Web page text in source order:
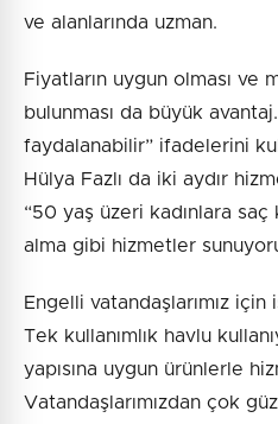
ve alanlarında uzman.
Fiyatların uygun olması ve
bulunması da büyük
faydalanabilir” ifadelerini
Hülya Fazlı da iki aydır
“50 yaş üzeri kadınlara saç
alma gibi hizmetler
Engelli vatandaşlarımız için
Tek kullanımlık havlu
yapısına uygun ürünlerle
Vatandaşlarımızdan çok